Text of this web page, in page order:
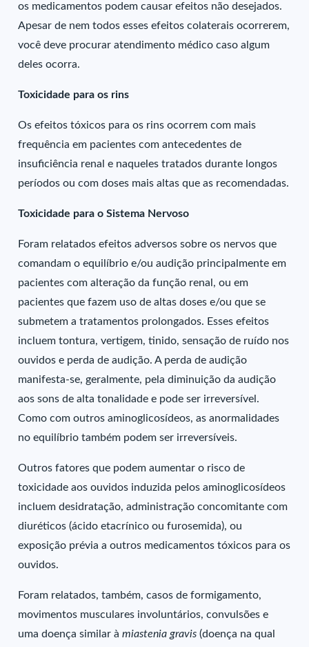
os medicamentos podem causar efeitos não desejados.
Apesar de nem todos esses efeitos colaterais ocorrerem,
você deve procurar atendimento médico caso algum
deles ocorra.
Toxicidade para os rins
Os efeitos tóxicos para os rins ocorrem com mais
frequência em pacientes com antecedentes de
insuficiência renal e naqueles tratados durante longos
períodos ou com doses mais altas que as recomendadas.
Toxicidade para o Sistema Nervoso
Foram relatados efeitos adversos sobre os nervos que
comandam o equilíbrio e/ou audição principalmente em
pacientes com alteração da função renal, ou em
pacientes que fazem uso de altas doses e/ou que se
submetem a tratamentos prolongados. Esses efeitos
incluem tontura, vertigem, tinido, sensação de ruído nos
ouvidos e perda de audição. A perda de audição
manifesta-se, geralmente, pela diminuição da audição
aos sons de alta tonalidade e pode ser irreversível.
Como com outros aminoglicosídeos, as anormalidades
no equilíbrio também podem ser irreversíveis.
Outros fatores que podem aumentar o risco de
toxicidade aos ouvidos induzida pelos aminoglicosídeos
incluem desidratação, administração concomitante com
diuréticos (ácido etacrínico ou furosemida), ou
exposição prévia a outros medicamentos tóxicos para os
ouvidos.
Foram relatados, também, casos de formigamento,
movimentos musculares involuntários, convulsões e
uma doença similar àmiastenia gravis (doença na qual